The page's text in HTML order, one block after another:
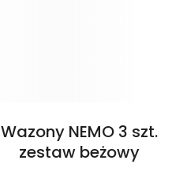
Wazony NEMO 3 szt.
zestaw beżowy